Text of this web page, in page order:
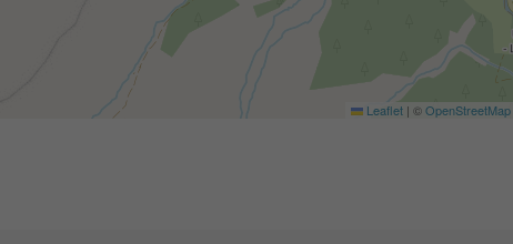
Leaflet | ©OpenStreetMap